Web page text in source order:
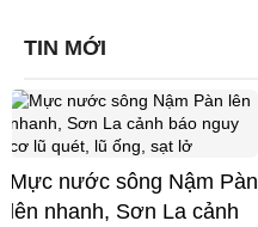
TIN MỚI
Mực nước sông Nậm Pàn
lên nhanh, Sơn La cảnh